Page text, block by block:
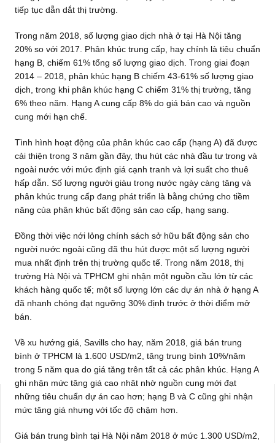
tiếp tục dẫn dắt thị trường.
Trong năm 2018, số lượng giao dịch nhà ở tại Hà Nội tăng
20% so với 2017. Phân khúc trung cấp, hay chính là tiêu chuẩn
hạng B, chiếm 61% tổng số lượng giao dịch. Trong giai đoạn
2014 – 2018, phân khúc hạng B chiếm 43-61% số lượng giao
dịch, trong khi phân khúc hạng C chiểm 31% thị trường, tăng
6% theo năm. Hạng A cung cấp 8% do giá bán cao và nguồn
cung mới hạn chế.
Tình hình hoạt động của phân khúc cao cấp (hạng A) đã được
cải thiện trong 3 năm gần đây, thu hút các nhà đầu tư trong và
ngoài nước với mức định giá cạnh tranh và lợi suất cho thuê
hấp dẫn. Số lượng người giàu trong nước ngày càng tăng và
phân khúc trung cấp đang phát triển là bằng chứng cho tiềm
năng của phân khúc bất động sản cao cấp, hạng sang.
Đồng thời việc nới lỏng chính sách sở hữu bất động sản cho
người nước ngoài cũng đã thu hút được một số lượng người
mua nhất định trên thị trường quốc tế. Trong năm 2018, thị
trường Hà Nội và TPHCM ghi nhận một nguồn cầu lớn từ các
khách hàng quốc tế; một số lượng lớn các dự án nhà ở hạng A
đã nhanh chóng đạt ngưỡng 30% định trước ở thời điểm mở
bán.
Về xu hướng giá, Savills cho hay, năm 2018, giá bán trung
bình ở TPHCM là 1.600 USD/m2, tăng trung bình 10%/năm
trong 5 năm qua do giá tăng trên tất cả các phân khúc. Hạng A
ghi nhận mức tăng giá cao nhât nhờ nguồn cung mới đạt
những tiêu chuẩn dự án cao hơn; hạng B và C cũng ghi nhận
mức tăng giá nhưng với tốc độ chậm hơn.
Giá bán trung bình tại Hà Nội năm 2018 ở mức 1.300 USD/m2,